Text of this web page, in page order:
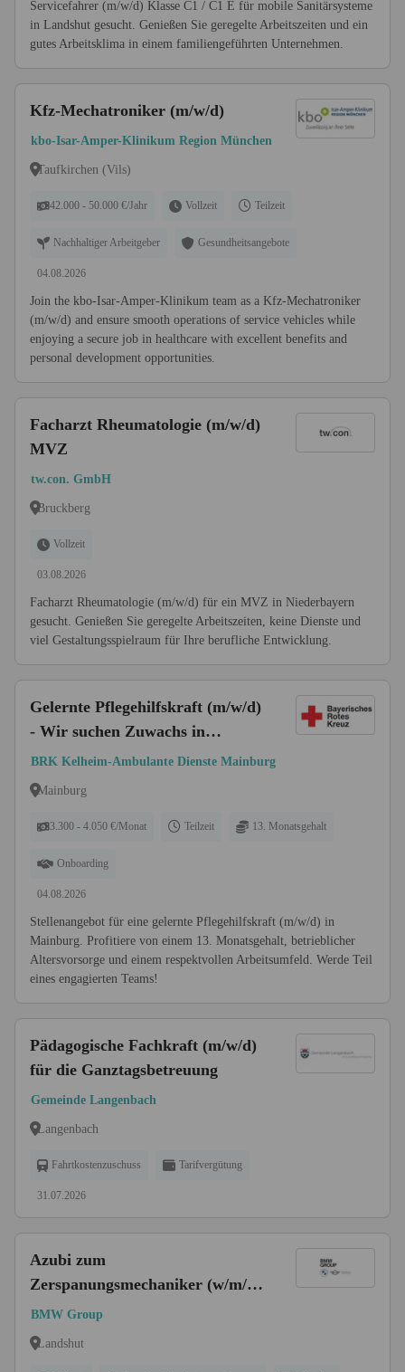
Servicefahrer (m/w/d) Klasse C1 / C1 E für mobile Sanitärsysteme
in Landshut gesucht. Genießen Sie geregelte Arbeitszeiten und ein
gutes Arbeitsklima in einem familiengeführten Unternehmen.
Kfz-Mechatroniker (m/w/d)
kbo-Isar-Amper-Klinikum Region München
Taufkirchen (Vils)
42.000 - 50.000 €/Jahr Vollzeit Teilzeit
Nachhaltiger Arbeitgeber Gesundheitsangebote
04.08.2026
Join the kbo-Isar-Amper-Klinikum team as a Kfz-Mechatroniker
(m/w/d) and ensure smooth operations of service vehicles while
enjoying a secure job in healthcare with excellent benefits and
personal development opportunities.
Facharzt Rheumatologie (m/w/d)
MVZ
tw.con. GmbH
Bruckberg
Vollzeit
03.08.2026
Facharzt Rheumatologie (m/w/d) für ein MVZ in Niederbayern
gesucht. Genießen Sie geregelte Arbeitszeiten, keine Dienste und
viel Gestaltungsspielraum für Ihre berufliche Entwicklung.
Gelernte Pflegehilfskraft (m/w/d)
- Wir suchen Zuwachs in
unserem Team!
BRK Kelheim-Ambulante Dienste Mainburg
Mainburg
3.300 - 4.050 €/Monat Teilzeit 13. Monatsgehalt
Onboarding
04.08.2026
Stellenangebot für eine gelernte Pflegehilfskraft (m/w/d) in
Mainburg. Profitiere von einem 13. Monatsgehalt, betrieblicher
Altersvorsorge und einem respektvollen Arbeitsumfeld. Werde Teil
eines engagierten Teams!
Pädagogische Fachkraft (m/w/d)
für die Ganztagsbetreuung
Gemeinde Langenbach
Langenbach
Fahrtkostenzuschuss Tarifvergütung
31.07.2026
Azubi zum
Zerspanungsmechaniker (w/m/x)
- Werk [2 Plätze]
BMW Group
Landshut